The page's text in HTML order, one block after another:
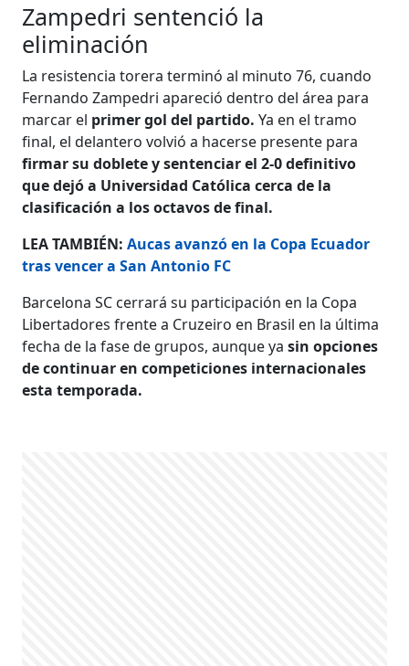
Zampedri sentenció la
eliminación
La resistencia torera terminó al minuto 76, cuando
Fernando Zampedri apareció dentro del área para
marcar el primer gol del partido. Ya en el tramo
final, el delantero volvió a hacerse presente para
firmar su doblete y sentenciar el 2-0 definitivo
que dejó a Universidad Católica cerca de la
clasificación a los octavos de final.
LEA TAMBIÉN:Aucas avanzó en la Copa Ecuador
tras vencer a San Antonio FC
Barcelona SC cerrará su participación en la Copa
Libertadores frente a Cruzeiro en Brasil en la última
fecha de la fase de grupos, aunque yasin opciones
de continuar en competiciones internacionales
esta temporada.